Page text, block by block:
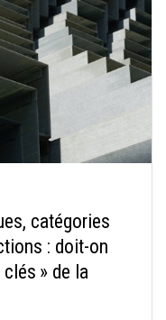
catégories
: doit-on
clés » de la